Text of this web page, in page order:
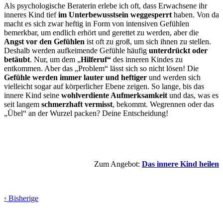
Als psychologische Beraterin erlebe ich oft, dass Erwachsene ihr
inneres Kind tiefim Unterbewusstsein weggesperrt haben. Von da
macht es sich zwar heftig in Form von intensiven Gefühlen
bemerkbar, um endlich erhört und gerettet zu werden, aber die
Angst vor den Gefühlen ist oft zu groß, um sich ihnen zu stellen.
Deshalb werden aufkeimende Gefühle häufig unterdrückt oder
betäubt. Nur, um dem „Hilferuf“ des inneren Kindes zu
entkommen. Aber das „Problem“ lässt sich so nicht lösen! Die
Gefühle werden immer lauter und heftiger und werden sich
vielleicht sogar auf körperlicher Ebene zeigen. So lange, bis das
innere Kind seine wohlverdiente Aufmerksamkeit und das, was es
seit langem schmerzhaft vermisst, bekommt. Wegrennen oder das
„Übel“ an der Wurzel packen? Deine Entscheidung!
Zum Angebot: Das innere Kind heilen
‹ Bisherige